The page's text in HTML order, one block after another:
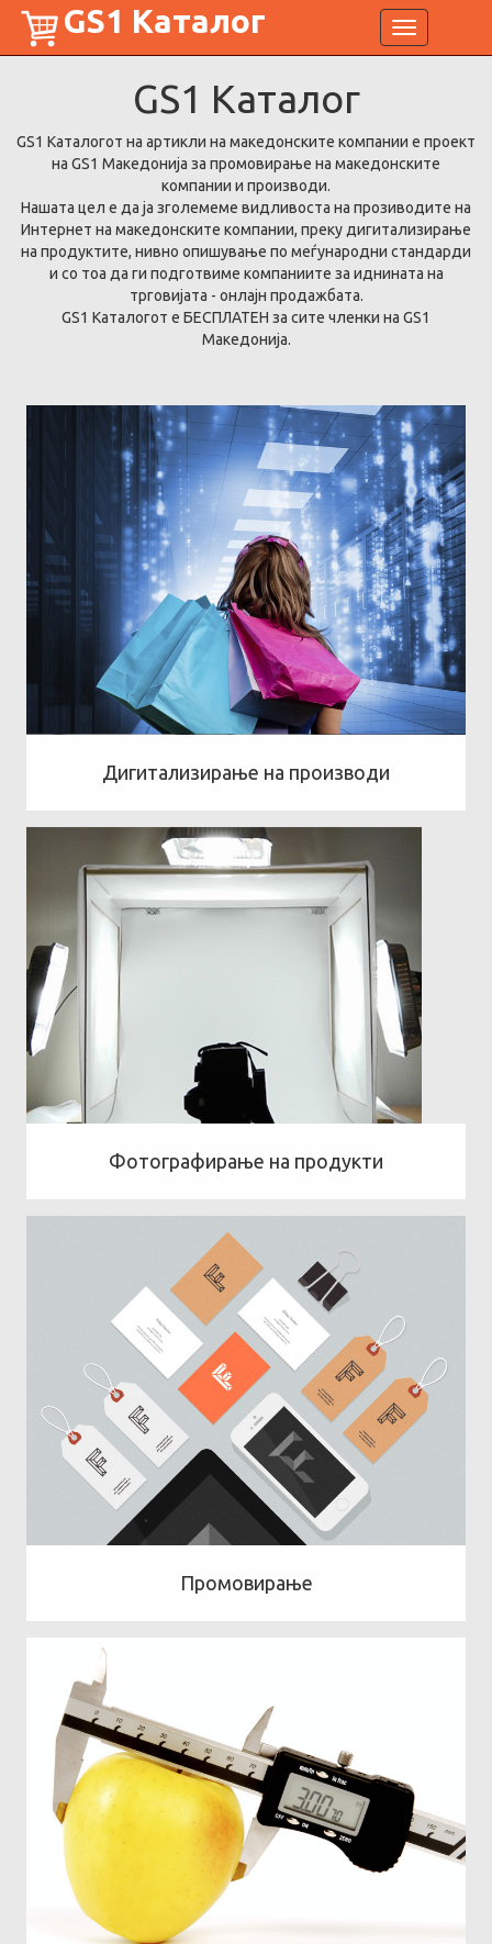
Toggle
navigation
GS1 Каталог
GS1 Каталог
GS1 Каталогот на артикли на македонските компании е проект
на GS1 Македонија за промовирање на македонските
компании и производи.
Нашата цел е да ја зголемеме видливоста на прозиводите на
Интернет на македонските компании, преку дигитализирање
на продуктите, нивно опишување по меѓународни стандарди
и со тоа да ги подготвиме компаниите за иднината на
трговијата - онлајн продажбата.
GS1 Каталогот е БЕСПЛАТЕН за сите членки на GS1
Македонија.
Дигитализирање на производи
Фотографирање на продукти
Промовирање